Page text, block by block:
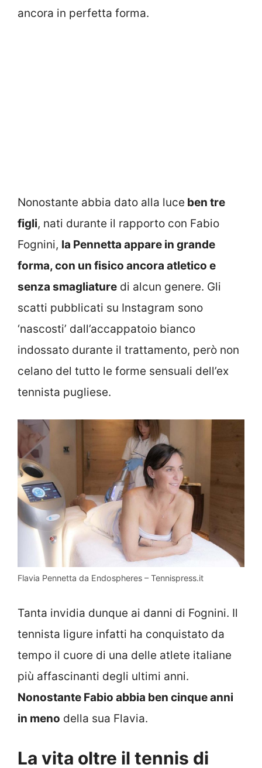
ancora in perfetta forma.
Nonostante abbia dato alla luce ben tre
figli, nati durante il rapporto con Fabio
Fognini, la Pennetta appare in grande
forma, con un fisico ancora atletico e
senza smagliature di alcun genere. Gli
scatti pubblicati su Instagram sono
‘nascosti’ dall’accappatoio bianco
indossato durante il trattamento, però non
celano del tutto le forme sensuali dell’ex
tennista pugliese.
Flavia Pennetta da Endospheres – Tennispress.it
Tanta invidia dunque ai danni di Fognini. Il
tennista ligure infatti ha conquistato da
tempo il cuore di una delle atlete italiane
più affascinanti degli ultimi anni.
Nonostante Fabio abbia ben cinque anni
in meno della sua Flavia.
La vita oltre il tennis di